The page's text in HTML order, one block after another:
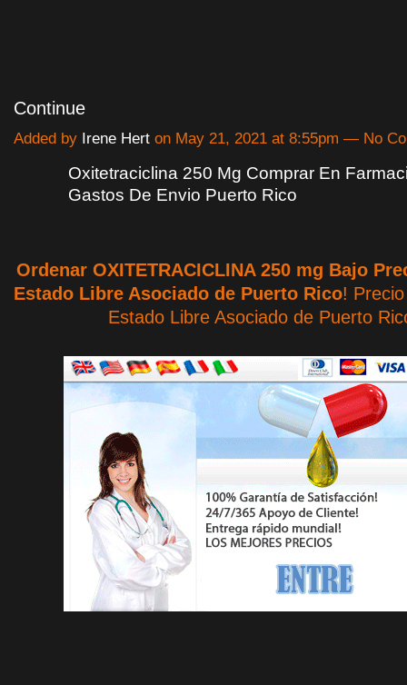
Continue
Added by Irene Hert on May 21, 2021 at 8:55pm — No
Oxitetraciclina 250 Mg Comprar En
Gastos De Envio Puerto Rico
Ordenar OXITETRACICLINA 250 mg Bajo
Estado Libre Asociado de Puerto Rico!
Estado Libre Asociado de Puerto